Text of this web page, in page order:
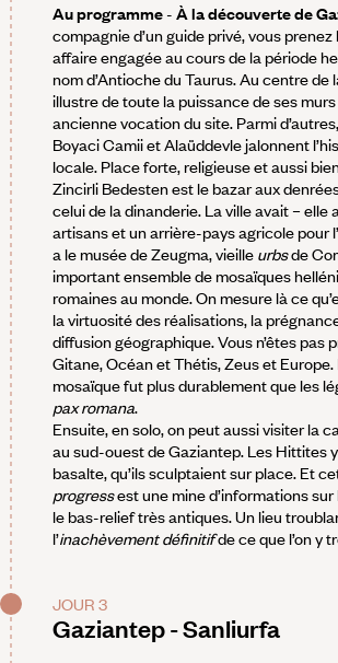
Au programme- À la découverte de
compagnie d’un guide privé, vous prenez
affaire engagée au cours de la période
nom d’Antioche du Taurus. Au centre
illustre de toute la puissance de ses
ancienne vocation du site. Parmi
Boyaci Camii et Alaüddevle jalonnent
locale. Place forte, religieuse et aussi
Zincirli Bedesten est le bazar aux
celui de la dinanderie. La ville avait – elle
artisans et un arrière-pays agricole pour
a le musée de Zeugma, vieille urbsde
important ensemble de mosaïques
romaines au monde. On mesure là ce
la virtuosité des réalisations, la
diffusion géographique. Vous n’êtes pas
Gitane, Océan et Thétis, Zeus et Europe.
mosaïque fut plus durablement que les
pax romana.
Ensuite, en solo, on peut aussi visiter la
au sud-ouest de Gaziantep. Les Hittites
basalte, qu’ils sculptaient sur place. Et
progressest une mine d’informations
le bas-relief très antiques. Un lieu
l’inachèvement définitifde ce que l’on y
JOUR 3
Gaziantep - Sanliurfa